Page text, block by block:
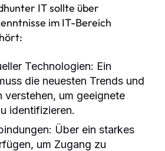
IT sollte über
im IT-Bereich
Technologien: Ein
die neuesten Trends und
verstehen, um geeignete
identifizieren.
Über ein starkes
um Zugang zu